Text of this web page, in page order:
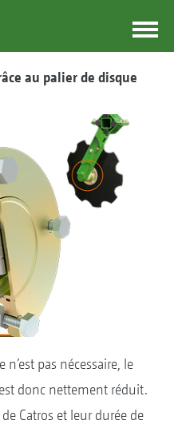
au palier de disque
pas nécessaire, le
donc nettement réduit.
Catros et leur durée de